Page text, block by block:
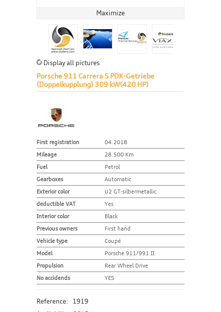
Maximize
Display all pictures
Porsche 911 Carrera S PDK-Getriebe
(Doppelkupplung) 309 kW(420 HP)
First registration
04.2018
Mileage
28.500 Km
Fuel
Petrol
Gearboxes
Automatic
Exterior color
U2 GT-silbermetallic
deductible VAT
Yes
Interior color
Black
Previous owners
First hand
Vehicle type
Coupé
Model
Porsche 911/991 II
Propulsion
Rear Wheel Drive
No accidends
YES
Reference:
1919